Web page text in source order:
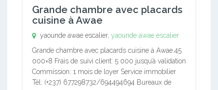
Grande chambre avec placards
cuisine à Awae
yaounde awae escalier, yaounde awae escalier
Grande chambre avec placards cuisine à Awae.45
000×8 Frais de suivi client: 5 000 jusqu’à validation
Commission: 1 mois de loyer Service immobilier
Tél: (+237) 677298732/694494694 Bureaux de